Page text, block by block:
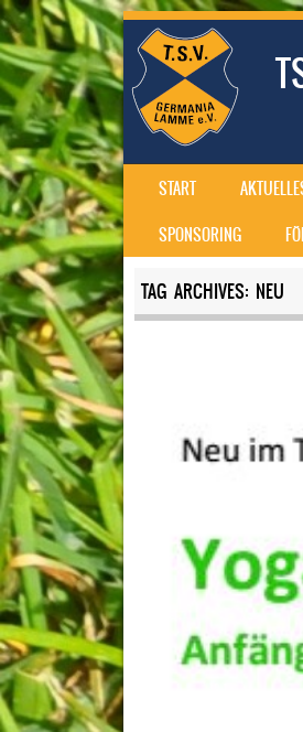
MENU
SKIP TO CONTENT
START
SPONSORING
TAG ARCHIVES: NEU